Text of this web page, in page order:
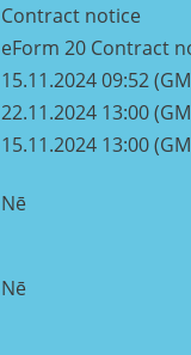
Contract notice
eForm 20 Contract
15.11.2024 09:52
22.11.2024 13:00
15.11.2024 13:00
Nē
Nē